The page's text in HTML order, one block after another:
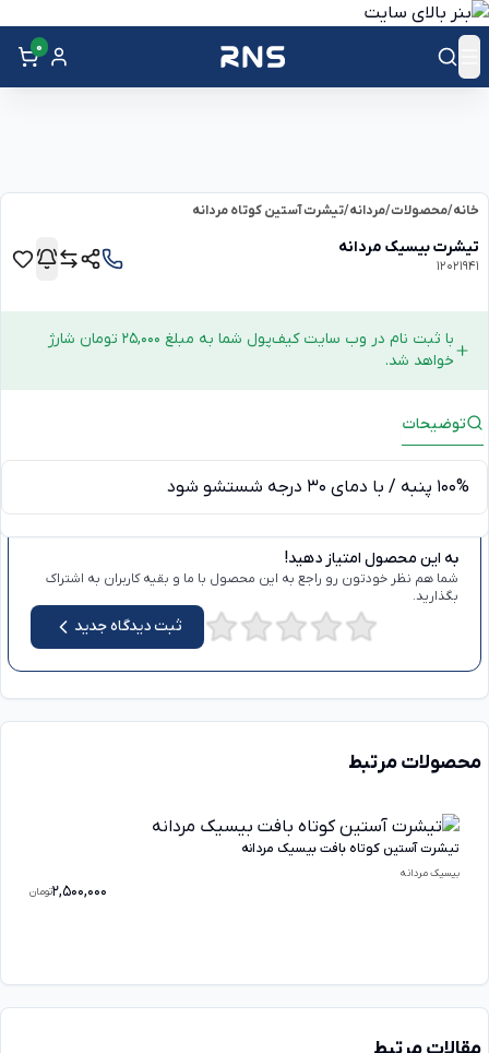
0
خانه/محصولات/مردانه/تیشرت آستین کوتاه مردانه
تیشرت بیسیک مردانه
12021941
با ثبت نام در وب سایت کیف‌پول شما به مبلغ 25,000 تومان شارژ
خواهد شد.
توضیحات
100% پنبه / با دمای 30 درجه شستشو شود
دیدگاه ها
به این محصول امتیاز دهید!
شما هم نظر خودتون رو راجع به این محصول با ما و بقیه کاربران به اشتراک
بگذارید.
ثبت دیدگاه جدید
محصولات مرتبط
تیشرت آستین کوتاه بافت بیسیک مردانه
بیسیک مردانه
2,500,000تومان